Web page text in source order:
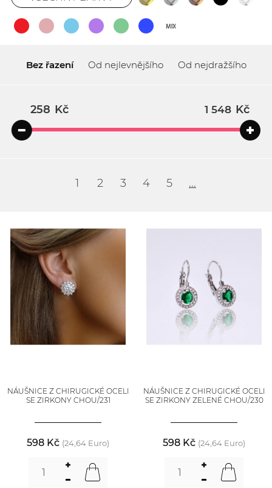
Bez řazení Od nejlevnějšího Od nejdražšího
Kč Kč
1 2 3 4 5 ...
NÁUŠNICE Z CHIRUGICKÉ OCELI
SE ZIRKONY CHOU/231
598 Kč (24,64 Euro)
NÁUŠNICE Z CHIRUGICKÉ OCELI
SE ZIRKONY ZELENÉ CHOU/230
598 Kč (24,64 Euro)